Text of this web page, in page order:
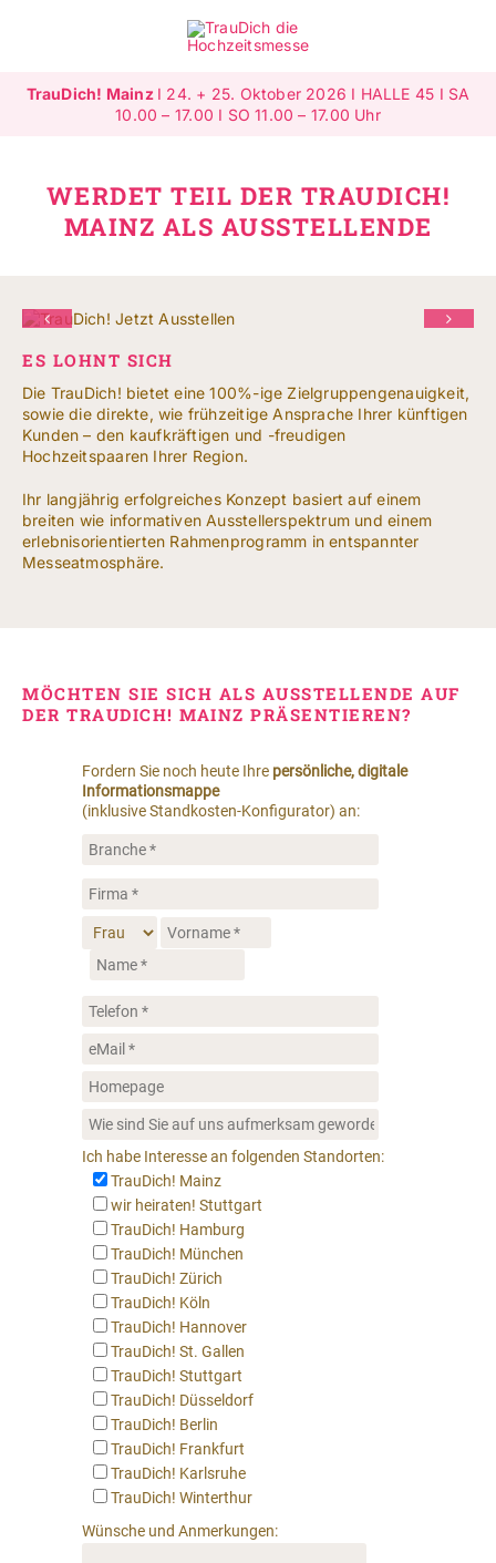
Überblick
Highlights
Mehr Infos
NACH:
TrauDich! Mainz I 24. + 25. Oktober 2026 I HALLE 45 I SA
10.00 – 17.00 I SO 11.00 – 17.00 Uhr
WERDET TEIL DER TRAUDICH!
MAINZ ALS AUSSTELLENDE
ES LOHNT SICH
Die TrauDich! bietet eine 100%-ige Zielgruppengenauigkeit,
sowie die direkte, wie frühzeitige Ansprache Ihrer künftigen
Kunden – den kaufkräftigen und -freudigen
Hochzeitspaaren Ihrer Region.
Ihr langjährig erfolgreiches Konzept basiert auf einem
breiten wie informativen Ausstellerspektrum und einem
erlebnisorientierten Rahmenprogramm in entspannter
Messeatmosphäre.
MÖCHTEN SIE SICH ALS AUSSTELLENDE AUF
DER TRAUDICH! MAINZ PRÄSENTIEREN?